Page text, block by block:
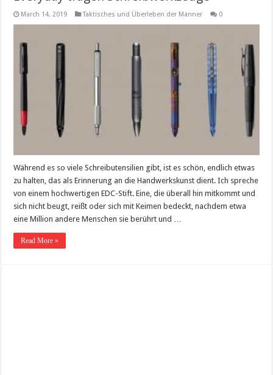
March 14, 2019 Taktisches und Überleben der Männer 0
Während es so viele Schreibutensilien gibt, ist es schön, endlich etwas
zu halten, das als Erinnerung an die Handwerkskunst dient. Ich spreche
von einem hochwertigen EDC-Stift. Eine, die überall hin mitkommt und
sich nicht beugt, reißt oder sich mit Keimen bedeckt, nachdem etwa
eine Million andere Menschen sie berührt und …
Read More »